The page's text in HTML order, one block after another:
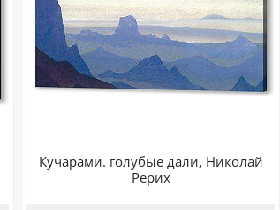
Кучарами. голубые дали, Николай
Рерих